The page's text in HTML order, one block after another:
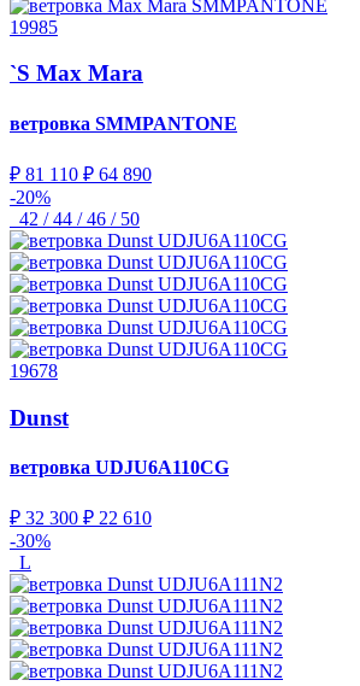
19985
`S Max Mara
ветровка SMMPANTONE
₽ 81 110 ₽ 64 890
-20%
42 / 44 / 46 / 50
19678
Dunst
ветровка UDJU6A110CG
₽ 32 300 ₽ 22 610
-30%
L